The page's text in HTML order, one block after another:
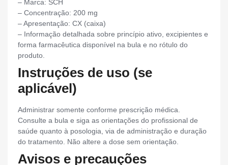
– Marca: SCH
– Concentração: 200 mg
– Apresentação: CX (caixa)
– Informação detalhada sobre princípio ativo, excipientes e
forma farmacêutica disponível na bula e no rótulo do
produto.
Instruções de uso (se
aplicável)
Administrar somente conforme prescrição médica.
Consulte a bula e siga as orientações do profissional de
saúde quanto à posologia, via de administração e duração
do tratamento. Não altere a dose sem orientação.
Avisos e precauções